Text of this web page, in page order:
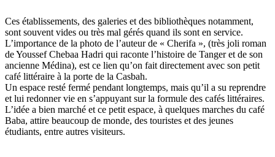
Ces établissements, des galeries et des bibliothèques notamment,
sont souvent vides ou très mal gérés quand ils sont en service.
L’importance de la photo de l’auteur de « Cherifa », (très joli roman
de Youssef Chebaa Hadri qui raconte l’histoire de Tanger et de son
ancienne Médina), est ce lien qu’on fait directement avec son petit
café littéraire à la porte de la Casbah.
Un espace resté fermé pendant longtemps, mais qu’il a su reprendre
et lui redonner vie en s’appuyant sur la formule des cafés littéraires.
L’idée a bien marché et ce petit espace, à quelques marches du café
Baba, attire beaucoup de monde, des touristes et des jeunes
étudiants, entre autres visiteurs.